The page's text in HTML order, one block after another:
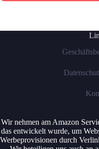
Wir nehmen am Amazon
das entwickelt wurde, um
Werbeprovisionen durch